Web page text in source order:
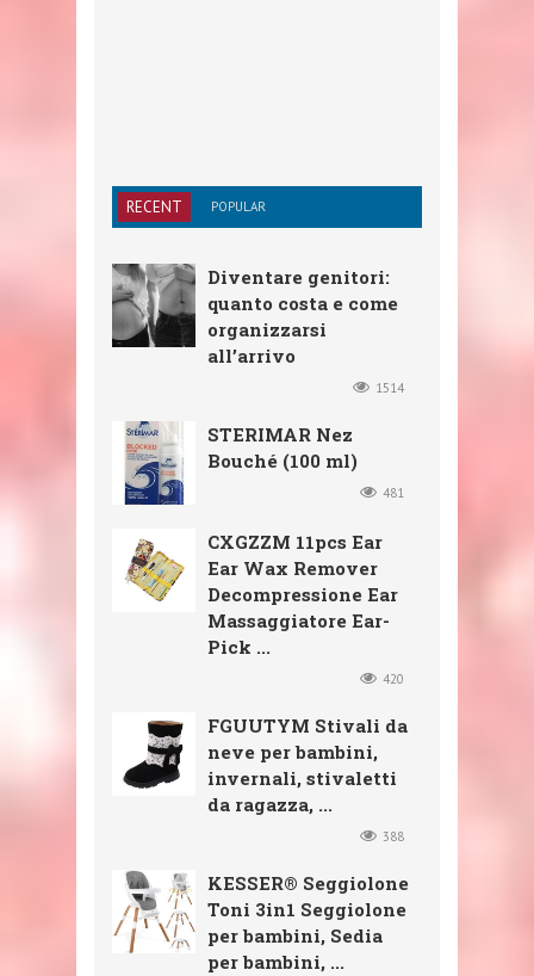
RECENT POPULAR
Diventare genitori:
quanto costa e come
organizzarsi
all’arrivo
1514
STERIMAR Nez
Bouché (100 ml)
481
CXGZZM 11pcs Ear
Ear Wax Remover
Decompressione Ear
Massaggiatore Ear-
Pick ...
420
FGUUTYM Stivali da
neve per bambini,
invernali, stivaletti
da ragazza, ...
388
KESSER® Seggiolone
Toni 3in1 Seggiolone
per bambini, Sedia
per bambini, ...